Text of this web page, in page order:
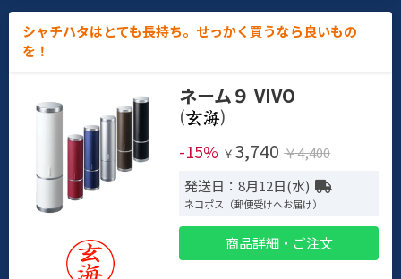
シャチハタはとても長持ち。せっかく買うなら良いもの
を！
ネーム９ VIVO
(
)
-15% ￥ 3,740 ￥4,400
発送日：8月12日(水)
ネコポス（郵便受けへお届け）
商品詳細・ご注文